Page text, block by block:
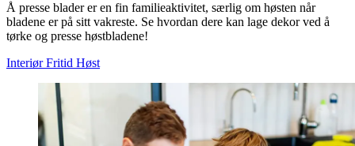
Å presse blader er en fin familieaktivitet, særlig om høsten når
bladene er på sitt vakreste. Se hvordan dere kan lage dekor ved å
tørke og presse høstbladene!
Interiør Fritid Høst